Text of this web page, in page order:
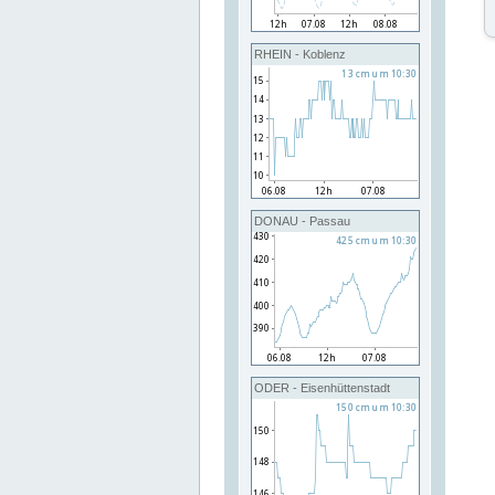
RHEIN - Koblenz
DONAU - Passau
ODER - Eisenhüttenstadt